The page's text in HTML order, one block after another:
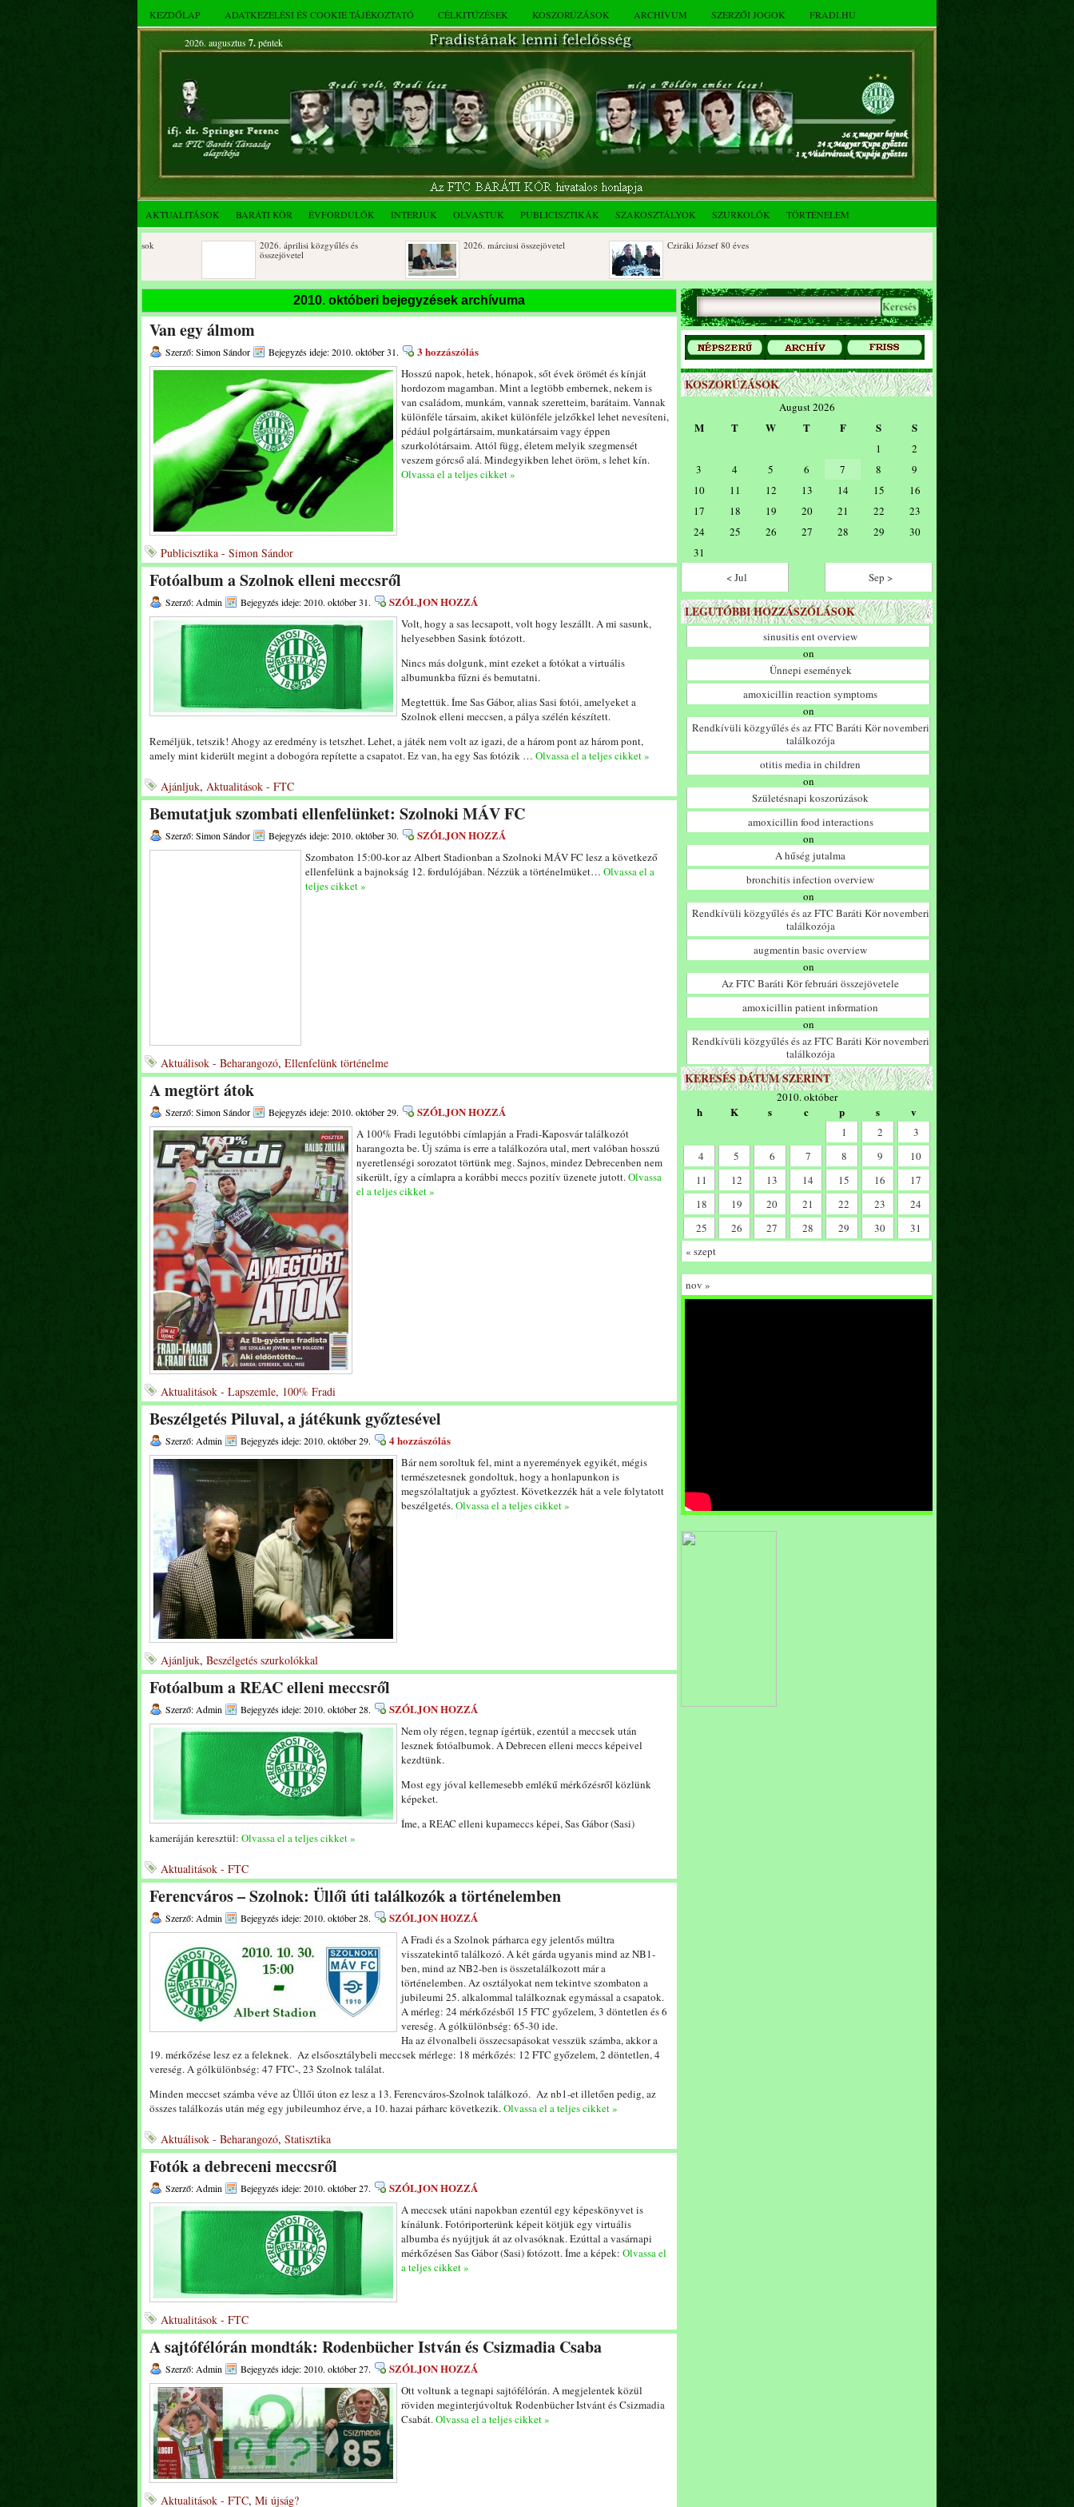
KEZDŐLAP ADATKEZELÉSI ÉS COOKIE TÁJÉKOZTATÓ CÉLKITŰZÉSEK KOSZORÚZÁSOK ARCHÍVUM SZERZŐI JOGOK FRADI.HU
2026. augusztus 7.péntek
AKTUALITÁSOK BARÁTI KÖR ÉVFORDULÓK INTERJÚK OLVASTUK PUBLICISZTIKÁK SZAKOSZTÁLYOK SZURKOLÓK TÖRTÉNELEM
2026. áprilisi közgyűlés és
összejövetel
2026. márciusi összejövetel Cziráki József 80 éves
Születésnapi koszorúzások
Rendkívüli közgyűlés és a 2025.
novemberi összejövetel
Dálnoki József 90 éves
Az FTC Baráti Kör 2025. októberi
összejövetel
2010. októberi bejegyzések archívuma
Van egy álmom
Szerző: Simon Sándor Bejegyzés ideje: 2010. október 31. 3 hozzászólás
Hosszú napok, hetek, hónapok, sőt évek örömét és kínját
hordozom magamban. Mint a legtöbb embernek, nekem is
van családom, munkám, vannak szeretteim, barátaim. Vannak
különféle társaim, akiket különféle jelzőkkel lehet nevesíteni,
pédául polgártársaim, munkatársaim vagy éppen
szurkolótársaim. Attól függ, életem melyik szegmensét
veszem górcső alá. Mindegyikben lehet öröm, s lehet kín.
Olvassa el a teljes cikket »
Publicisztika - Simon Sándor
Fotóalbum a Szolnok elleni meccsről
Szerző: Admin Bejegyzés ideje: 2010. október 31. SZÓLJON HOZZÁ
Volt, hogy a sas lecsapott, volt hogy leszállt. A mi sasunk,
helyesebben Sasink fotózott.
Nincs más dolgunk, mint ezeket a fotókat a virtuális
albumunkba fűzni és bemutatni.
Megtettük. Íme Sas Gábor, alias Sasi fotói, amelyeket a
Szolnok elleni meccsen, a pálya szélén készített.
Reméljük, tetszik! Ahogy az eredmény is tetszhet. Lehet, a játék nem volt az igazi, de a három pont az három pont,
amely mint kiderült megint a dobogóra repítette a csapatot. Ez van, ha egy Sas fotózik … Olvassa el a teljes cikket »
Ajánljuk, Aktualitások - FTC
Bemutatjuk szombati ellenfelünket: Szolnoki MÁV FC
Szerző: Simon Sándor Bejegyzés ideje: 2010. október 30. SZÓLJON HOZZÁ
Szombaton 15:00-kor az Albert Stadionban a Szolnoki MÁV FC lesz a következő
ellenfelünk a bajnokság 12. fordulójában. Nézzük a történelmüket… Olvassa el a
teljes cikket »
Aktuálisok - Beharangozó, Ellenfelünk történelme
A megtört átok
Szerző: Simon Sándor Bejegyzés ideje: 2010. október 29. SZÓLJON HOZZÁ
A 100% Fradi legutóbbi címlapján a Fradi-Kaposvár találkozót
harangozta be. Új száma is erre a találkozóra utal, mert valóban hosszú
nyeretlenségi sorozatot törtünk meg. Sajnos, mindez Debrecenben nem
sikerült, így a címlapra a korábbi meccs pozitív üzenete jutott.Olvassa
el a teljes cikket »
Aktualitások - Lapszemle, 100% Fradi
Beszélgetés Piluval, a játékunk győztesével
Szerző: Admin Bejegyzés ideje: 2010. október 29. 4 hozzászólás
Bár nem soroltuk fel, mint a nyeremények egyikét, mégis
természetesnek gondoltuk, hogy a honlapunkon is
megszólaltatjuk a győztest. Következzék hát a vele folytatott
beszélgetés.Olvassa el a teljes cikket »
Ajánljuk, Beszélgetés szurkolókkal
Fotóalbum a REAC elleni meccsről
Szerző: Admin Bejegyzés ideje: 2010. október 28. SZÓLJON HOZZÁ
Nem oly régen, tegnap ígértük, ezentúl a meccsek után
lesznek fotóalbumok. A Debrecen elleni meccs képeivel
kezdtünk.
Most egy jóval kellemesebb emlékű mérkőzésről közlünk
képeket.
Íme, a REAC elleni kupameccs képei, Sas Gábor (Sasi)
kameráján keresztül: Olvassa el a teljes cikket »
Aktualitások - FTC
Ferencváros – Szolnok: Üllői úti találkozók a történelemben
Szerző: Admin Bejegyzés ideje: 2010. október 28. SZÓLJON HOZZÁ
A Fradi és a Szolnok párharca egy jelentős múltra
visszatekintő találkozó. A két gárda ugyanis mind az NB1-
ben, mind az NB2-ben is összetalálkozott már a
történelemben. Az osztályokat nem tekintve szombaton a
jubileumi 25. alkalommal találkoznak egymással a csapatok.
A mérleg: 24 mérkőzésből 15 FTC győzelem, 3 döntetlen és 6
vereség. A gólkülönbség: 65-30 ide.
Ha az élvonalbeli összecsapásokat vesszük számba, akkor a
19. mérkőzése lesz ez a feleknek. Az elsőosztálybeli meccsek mérlege: 18 mérkőzés: 12 FTC győzelem, 2 döntetlen, 4
vereség. A gólkülönbség: 47 FTC-, 23 Szolnok találat.
Minden meccset számba véve az Üllői úton ez lesz a 13. Ferencváros-Szolnok találkozó. Az nb1-et illetően pedig, az
összes találkozás után még egy jubileumhoz érve, a 10. hazai párharc következik.Olvassa el a teljes cikket »
Aktuálisok - Beharangozó, Statisztika
Fotók a debreceni meccsről
Szerző: Admin Bejegyzés ideje: 2010. október 27. SZÓLJON HOZZÁ
A meccsek utáni napokban ezentúl egy képeskönyvet is
kínálunk. Fotóriporterünk képeit kötjük egy virtuális
albumba és nyújtjuk át az olvasóknak. Ezúttal a vasárnapi
mérkőzésen Sas Gábor (Sasi) fotózott. Íme a képek: Olvassa el
a teljes cikket »
Aktualitások - FTC
A sajtófélórán mondták: Rodenbücher István és Csizmadia Csaba
Szerző: Admin Bejegyzés ideje: 2010. október 27. SZÓLJON HOZZÁ
Ott voltunk a tegnapi sajtófélórán. A megjelentek közül
röviden meginterjúvoltuk Rodenbücher Istvánt és Csizmadia
Csabát.Olvassa el a teljes cikket »
Aktualitások - FTC, Mi újság?
KOSZORÚZÁSOK
August 2026
M T W T F S S
1
2
3
4 5 6 7 8
9
10
11 12 13 14 15
16
17
18 19 20 21 22
23
24
25 26 27 28 29
30
31
< Jul
Sep >
LEGUTÓBBI HOZZÁSZÓLÁSOK
sinusitis ent overview
on
Ünnepi események
amoxicillin reaction symptoms
on
Rendkívüli közgyűlés és az FTC Baráti Kör novemberi
találkozója
otitis media in children
on
Születésnapi koszorúzások
amoxicillin food interactions
on
A hűség jutalma
bronchitis infection overview
on
Rendkívüli közgyűlés és az FTC Baráti Kör novemberi
találkozója
augmentin basic overview
on
Az FTC Baráti Kör februári összejövetele
amoxicillin patient information
on
Rendkívüli közgyűlés és az FTC Baráti Kör novemberi
találkozója
KERESÉS DÁTUM SZERINT
2010. október
h K s c p s v
1 2
3
4
5 6 7 8 9
10
11
12 13 14 15 16
17
18
19 20 21 22 23
24
25
26 27 28 29 30
31
« szept
nov »